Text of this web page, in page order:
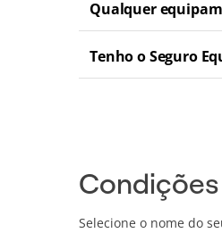
Qualquer
Tenho o Seguro
Selecione o nome do